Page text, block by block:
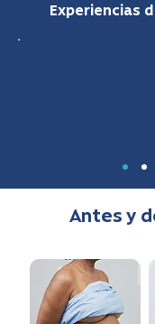
Experiencias
Antes y